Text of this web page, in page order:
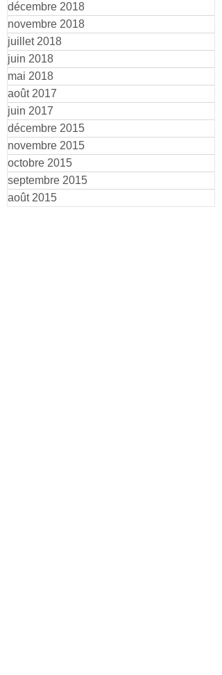
décembre 2018
novembre 2018
juillet 2018
juin 2018
mai 2018
août 2017
juin 2017
décembre 2015
novembre 2015
octobre 2015
septembre 2015
août 2015